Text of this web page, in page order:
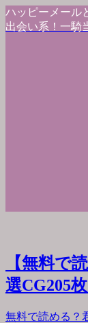
ハッピーメール
出会い系！一騎
【無料で
選CG205
無料で読める？